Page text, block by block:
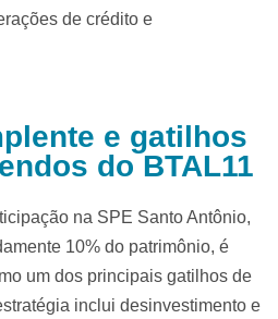
de crédito e
e gatilhos
do BTAL11
na SPE Santo Antônio,
10% do patrimônio, é
um dos principais gatilhos de
inclui desinvestimento e